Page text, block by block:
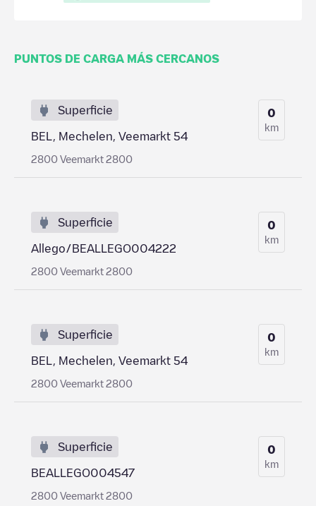
PUNTOS DE CARGA MÁS CERCANOS
Superficie
BEL, Mechelen, Veemarkt 54
2800 Veemarkt 2800
0
km
Superficie
Allego/BEALLEGO004222
2800 Veemarkt 2800
0
km
Superficie
BEL, Mechelen, Veemarkt 54
2800 Veemarkt 2800
0
km
Superficie
BEALLEGO004547
2800 Veemarkt 2800
0
km